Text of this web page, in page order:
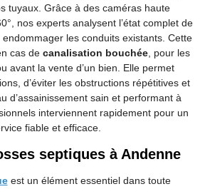
tuyaux. Grâce à des caméras haute
nos experts analysent l’état complet de
les conduits existants. Cette
cas de canalisation bouchée, pour les
avant la vente d’un bien. Elle permet
d’éviter les obstructions répétitives et
d’assainissement sain et performant à
interviennent rapidement pour un
fiable et efficace.
septiques à Andenne
est un élément essentiel dans toute